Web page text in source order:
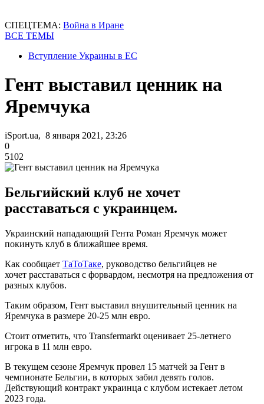
СПЕЦТЕМА: Война в Иране
ВСЕ ТЕМЫ
Вступление Украины в ЕС
Гент выставил ценник на
Яремчука
iSport.ua, 8 января 2021, 23:26
0
5102
Бельгийский клуб не хочет
расставаться с украинцем.
Украинский нападающий Гента Роман Яремчук может
покинуть клуб в ближайшее время.
Как сообщает ТаТоТаке, руководство бельгийцев не
хочет расставаться с форвардом, несмотря на предложения от
разных клубов.
Таким образом, Гент выставил внушительный ценник на
Яремчука в размере 20-25 млн евро.
Стоит отметить, что Transfermarkt оценивает 25-летнего
игрока в 11 млн евро.
В текущем сезоне Яремчук провел 15 матчей за Гент в
чемпионате Бельгии, в которых забил девять голов.
Действующий контракт украинца с клубом истекает летом
2023 года.